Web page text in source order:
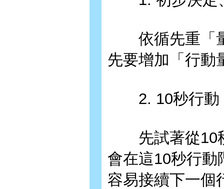
依循先重「量
先要增加「行動
2. 10秒行動
先試著從10秒
會在這10秒行動
容易接續下一個